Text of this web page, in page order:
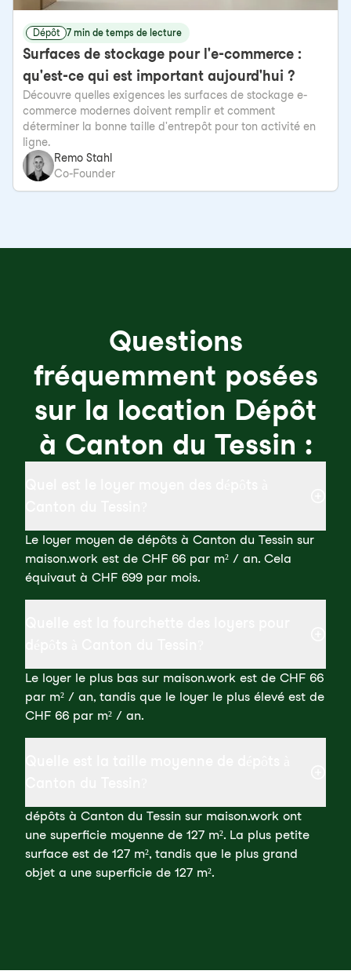
Dépôt 7 min de temps de lecture
Surfaces de stockage pour l'e-commerce :
qu'est-ce qui est important aujourd'hui ?
Découvre quelles exigences les surfaces de stockage e-
commerce modernes doivent remplir et comment
déterminer la bonne taille d'entrepôt pour ton activité en
ligne.
Remo Stahl
Co-Founder
Questions
fréquemment posées
sur la location Dépôt
à Canton du Tessin :
Le loyer moyen de dépôts à Canton du Tessin sur
maison.work est de CHF 66 par m² / an. Cela
équivaut à CHF 699 par mois.
Le loyer le plus bas sur maison.work est de CHF 66
par m² / an, tandis que le loyer le plus élevé est de
CHF 66 par m² / an.
dépôts à Canton du Tessin sur maison.work ont
une superficie moyenne de 127 m². La plus petite
surface est de 127 m², tandis que le plus grand
objet a une superficie de 127 m².